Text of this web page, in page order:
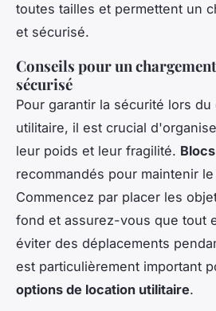
toutes tailles et permettent un
et sécurisé.
Conseils pour un
sécurisé
Pour garantir la sécurité lors
utilitaire, il est crucial
leur poids et leur fragilité.
recommandés pour maintenir
Commencez par placer les
fond et assurez-vous que tout
éviter des déplacements
est particulièrement important
options de location utilitaire.